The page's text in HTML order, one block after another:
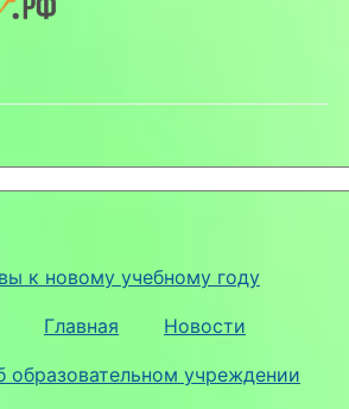
к новому учебному году
Главная Новости
образовательном учреждении